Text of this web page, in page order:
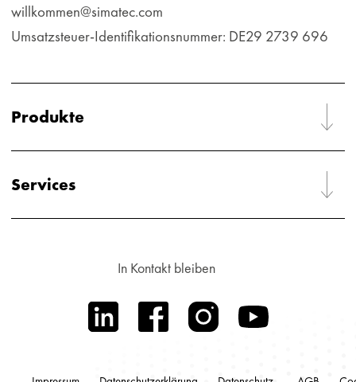
willkommen@simatec.com
Umsatzsteuer-Identifikationsnummer: DE29 2739 696
Produkte
Services
In Kontakt bleiben